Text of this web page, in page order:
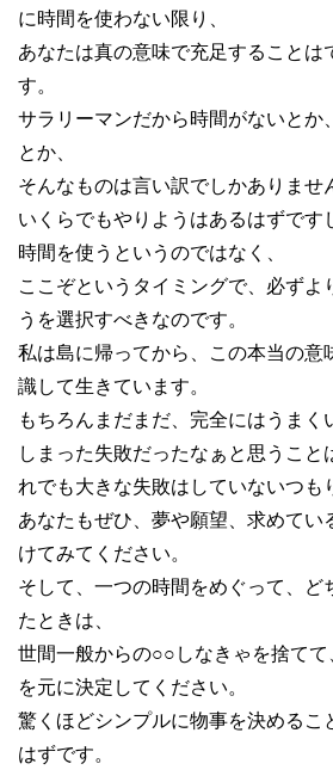
に時間を使わない限り、
あなたは真の意味で充足することは
す。
サラリーマンだから時間がないとか
とか、
そんなものは言い訳でしかありませ
いくらでもやりようはあるはずです
時間を使うというのではなく、
ここぞというタイミングで、必ずよ
うを選択すべきなのです。
私は島に帰ってから、この本当の意
識して生きています。
もちろんまだまだ、完全にはうまく
しまった失敗だったなぁと思うこと
れでも大きな失敗はしていないつも
あなたもぜひ、夢や願望、求めてい
けてみてください。
そして、一つの時間をめぐって、ど
たときは、
世間一般からの○○しなきゃを捨て
を元に決定してください。
驚くほどシンプルに物事を決めるこ
はずです。